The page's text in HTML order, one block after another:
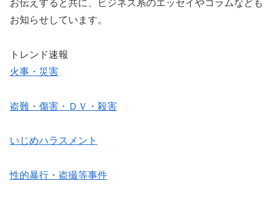
お伝えすると共に、ビジネス系のエッセイやコラムなども
お知らせしています。
トレンド速報
火事・災害
盗難・傷害・ＤＶ・殺害
いじめハラスメント
性的暴行・盗撮等事件